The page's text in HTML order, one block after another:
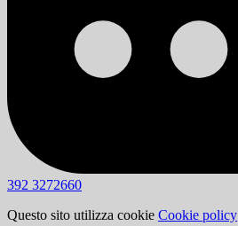
392 3272660
Questo sito utilizza cookie Cookie policy